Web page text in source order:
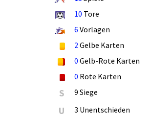
10 Tore
6 Vorlagen
2Gelbe Karten
0 Gelb-Rote Karten
0 Rote Karten
S 9 Siege
U 3 Unentschieden